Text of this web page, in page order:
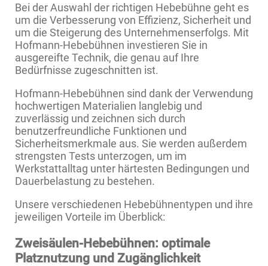
Bei der Auswahl der richtigen Hebebühne geht es
um die Verbesserung von Effizienz, Sicherheit und
um die Steigerung des Unternehmenserfolgs. Mit
Hofmann-Hebebühnen investieren Sie in
ausgereifte Technik, die genau auf Ihre
Bedürfnisse zugeschnitten ist.
Hofmann-Hebebühnen sind dank der Verwendung
hochwertigen Materialien langlebig und
zuverlässig und zeichnen sich durch
benutzerfreundliche Funktionen und
Sicherheitsmerkmale aus. Sie werden außerdem
strengsten Tests unterzogen, um im
Werkstattalltag unter härtesten Bedingungen und
Dauerbelastung zu bestehen.
Unsere verschiedenen Hebebühnentypen und ihre
jeweiligen Vorteile im Überblick:
Zweisäulen-Hebebühnen: optimale
Platznutzung und Zugänglichkeit